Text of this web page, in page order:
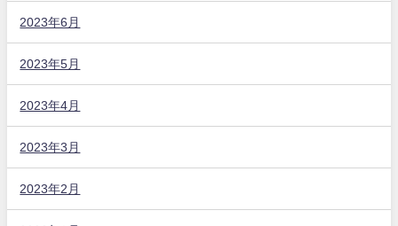
2023年6月
2023年5月
2023年4月
2023年3月
2023年2月